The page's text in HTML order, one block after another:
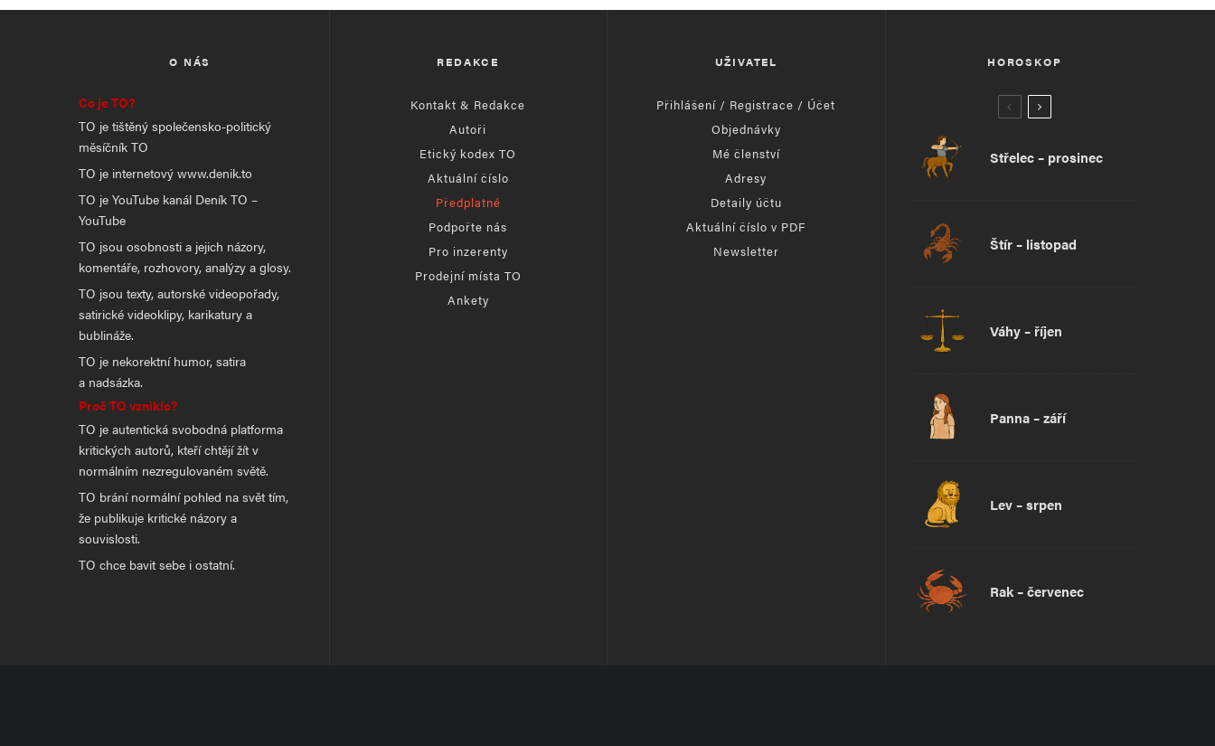
O NÁS
Co je TO?
TO je tištěný společensko-politický
měsíčník TO
TO je internetový www.denik.to
TO je YouTube kanál Deník TO –
YouTube
TO jsou osobnosti a jejich názory,
komentáře, rozhovory, analýzy a glosy.
TO jsou texty, autorské videopořady,
satirické videoklipy, karikatury a
bublináže.
TO je nekorektní humor, satira
a nadsázka.
Proč TO vzniklo?
TO je autentická svobodná platforma
kritických autorů, kteří chtějí žít v
normálním nezregulovaném světě.
TO brání normální pohled na svět tím,
že publikuje kritické názory a
souvislosti.
TO chce bavit sebe i ostatní.
REDAKCE
Kontakt & Redakce
Autoři
Etický kodex TO
Aktuální číslo
Předplatné
Podpořte nás
Pro inzerenty
Prodejní místa TO
Ankety
UŽIVATEL
Přihlášení / Registrace / Účet
Objednávky
Mé členství
Adresy
Detaily účtu
Aktuální číslo v PDF
Newsletter
HOROSKOP
Střelec – prosinec
Štír – listopad
Váhy – říjen
Panna – září
Lev – srpen
Rak – červenec